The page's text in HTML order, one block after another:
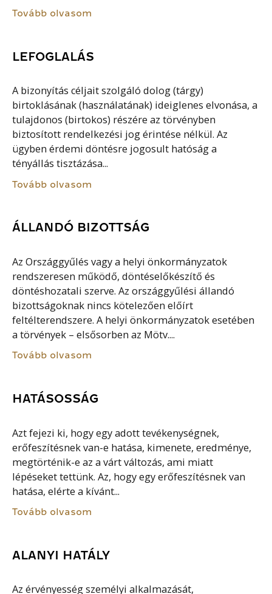
Tovább olvasom
LEFOGLALÁS
A bizonyítás céljait szolgáló dolog (tárgy)
birtoklásának (használatának) ideiglenes elvonása, a
tulajdonos (birtokos) részére az törvényben
biztosított rendelkezési jog érintése nélkül. Az
ügyben érdemi döntésre jogosult hatóság a
tényállás tisztázása...
Tovább olvasom
ÁLLANDÓ BIZOTTSÁG
Az Országgyűlés vagy a helyi önkormányzatok
rendszeresen működő, döntéselőkészítő és
döntéshozatali szerve. Az országgyűlési állandó
bizottságoknak nincs kötelezően előírt
feltélterendszere. A helyi önkormányzatok esetében
a törvények – elsősorben az Mötv....
Tovább olvasom
HATÁSOSSÁG
Azt fejezi ki, hogy egy adott tevékenységnek,
erőfeszítésnek van-e hatása, kimenete, eredménye,
megtörténik-e az a várt változás, ami miatt
lépéseket tettünk. Az, hogy egy erőfeszítésnek van
hatása, elérte a kívánt...
Tovább olvasom
ALANYI HATÁLY
Az érvényesség személyi alkalmazását,